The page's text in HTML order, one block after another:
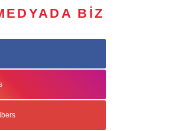
BIZ